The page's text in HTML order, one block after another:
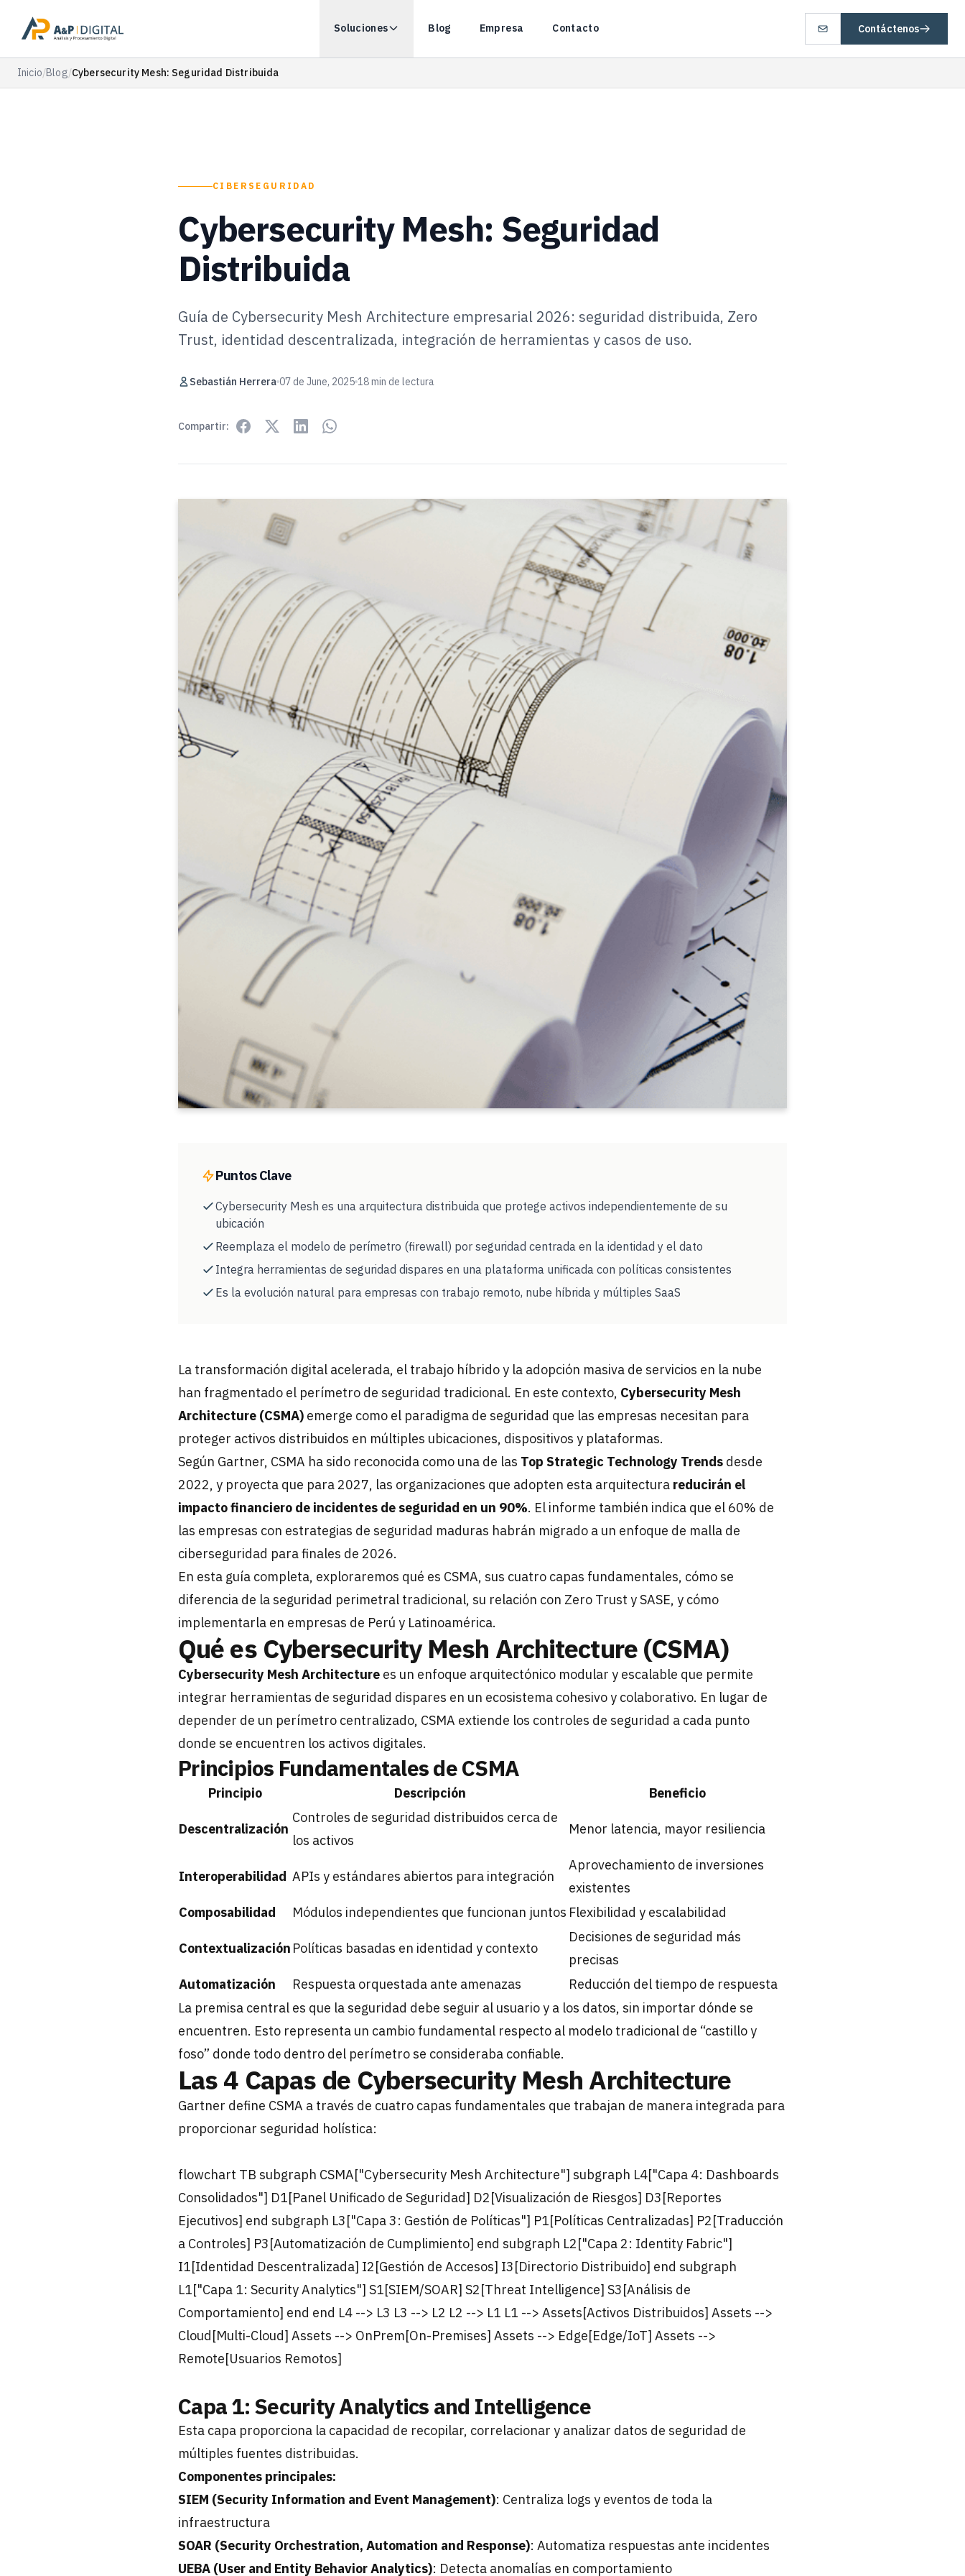
Soluciones Blog Empresa Contacto Contáctenos
Inicio/Blog/Cybersecurity Mesh: Seguridad Distribuida
CIBERSEGURIDAD
Cybersecurity Mesh: Seguridad
Distribuida
Guía de Cybersecurity Mesh Architecture empresarial 2026: seguridad distribuida, Zero
Trust, identidad descentralizada, integración de herramientas y casos de uso.
Sebastián Herrera 07 de June, 2025 18 min de lectura
Compartir:
Puntos Clave
Cybersecurity Mesh es una arquitectura distribuida que protege activos independientemente de su
ubicación
Reemplaza el modelo de perímetro (firewall) por seguridad centrada en la identidad y el dato
Integra herramientas de seguridad dispares en una plataforma unificada con políticas consistentes
Es la evolución natural para empresas con trabajo remoto, nube híbrida y múltiples SaaS
La transformación digital acelerada, el trabajo híbrido y la adopción masiva de servicios en la nube
han fragmentado el perímetro de seguridad tradicional. En este contexto, Cybersecurity Mesh
Architecture (CSMA) emerge como el paradigma de seguridad que las empresas necesitan para
proteger activos distribuidos en múltiples ubicaciones, dispositivos y plataformas.
Según Gartner, CSMA ha sido reconocida como una de las Top Strategic Technology Trends desde
2022, y proyecta que para 2027, las organizaciones que adopten esta arquitectura reducirán el
impacto financiero de incidentes de seguridad en un 90%. El informe también indica que el 60% de
las empresas con estrategias de seguridad maduras habrán migrado a un enfoque de malla de
ciberseguridad para finales de 2026.
En esta guía completa, exploraremos qué es CSMA, sus cuatro capas fundamentales, cómo se
diferencia de la seguridad perimetral tradicional, su relación con Zero Trust y SASE, y cómo
implementarla en empresas de Perú y Latinoamérica.
Qué es Cybersecurity Mesh Architecture (CSMA)
Cybersecurity Mesh Architecture es un enfoque arquitectónico modular y escalable que permite
integrar herramientas de seguridad dispares en un ecosistema cohesivo y colaborativo. En lugar de
depender de un perímetro centralizado, CSMA extiende los controles de seguridad a cada punto
donde se encuentren los activos digitales.
Principios Fundamentales de CSMA
Principio Descripción Beneficio
Descentralización
Controles de seguridad distribuidos cerca de
los activos
Menor latencia, mayor resiliencia
Interoperabilidad APIs y estándares abiertos para integración
Aprovechamiento de inversiones
existentes
Composabilidad
Módulos independientes que funcionan juntos Flexibilidad y escalabilidad
Contextualización Políticas basadas en identidad y contexto
Decisiones de seguridad más
precisas
Automatización
Respuesta orquestada ante amenazas
Reducción del tiempo de respuesta
La premisa central es que la seguridad debe seguir al usuario y a los datos, sin importar dónde se
encuentren. Esto representa un cambio fundamental respecto al modelo tradicional de “castillo y
foso” donde todo dentro del perímetro se consideraba confiable.
Las 4 Capas de Cybersecurity Mesh Architecture
Gartner define CSMA a través de cuatro capas fundamentales que trabajan de manera integrada para
proporcionar seguridad holística:
flowchart TB subgraph CSMA["Cybersecurity Mesh Architecture"] subgraph L4["Capa 4: Dashboards
Consolidados"] D1[Panel Unificado de Seguridad] D2[Visualización de Riesgos] D3[Reportes
Ejecutivos] end subgraph L3["Capa 3: Gestión de Políticas"] P1[Políticas Centralizadas] P2[Traducción
a Controles] P3[Automatización de Cumplimiento] end subgraph L2["Capa 2: Identity Fabric"]
I1[Identidad Descentralizada] I2[Gestión de Accesos] I3[Directorio Distribuido] end subgraph
L1["Capa 1: Security Analytics"] S1[SIEM/SOAR] S2[Threat Intelligence] S3[Análisis de
Comportamiento] end end L4 --> L3 L3 --> L2 L2 --> L1 L1 --> Assets[Activos Distribuidos] Assets -->
Cloud[Multi-Cloud] Assets --> OnPrem[On-Premises] Assets --> Edge[Edge/IoT] Assets -->
Remote[Usuarios Remotos]
Capa 1: Security Analytics and Intelligence
Esta capa proporciona la capacidad de recopilar, correlacionar y analizar datos de seguridad de
múltiples fuentes distribuidas.
Componentes principales:
SIEM (Security Information and Event Management): Centraliza logs y eventos de toda la
infraestructura
SOAR (Security Orchestration, Automation and Response): Automatiza respuestas ante incidentes
UEBA (User and Entity Behavior Analytics): Detecta anomalías en comportamiento